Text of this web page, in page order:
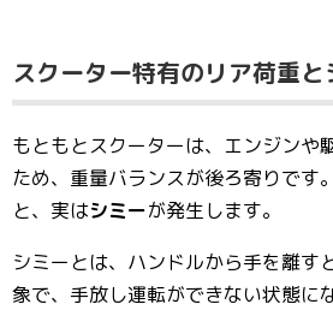
スクーター特有のリア荷重と
もともとスクーターは、エンジンや
ため、重量バランスが後ろ寄りです
と、実はシミーが発生します。
シミーとは、ハンドルから手を離す
象で、手放し運転ができない状態に